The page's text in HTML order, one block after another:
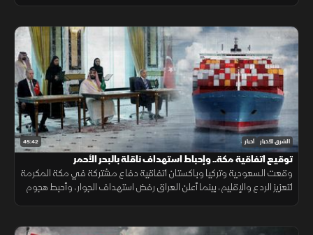
45:42 الشرق للأخبار أخبار
توقيع اتفاقية مكة.. وإحباط استهداف ناقلة بالبحر الأحمر
وقعت السعودية وتركيا وباكستان اتفاقية دفاع مشتركة في مكة المكرمة
لتعزيز الردع والإقليم، بينما أعلن العراق رفض استهداف الجوار، وأحبط هجوم